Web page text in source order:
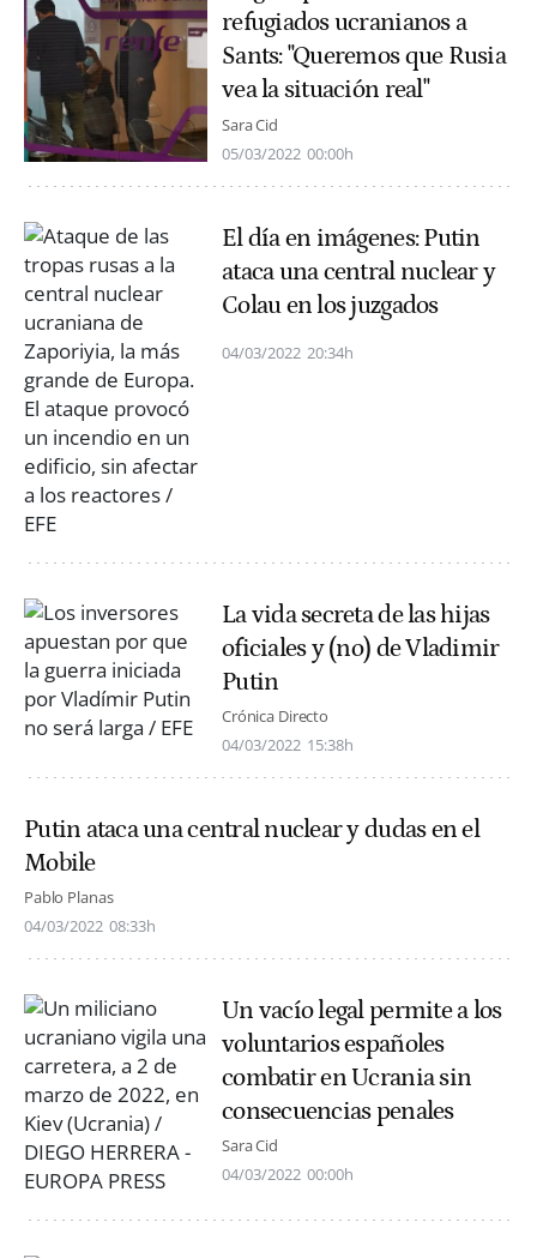
refugiados ucranianos a
Sants: "Queremos que Rusia
vea la situación real"
Sara Cid
05/03/2022 00:00h
El día en imágenes: Putin
ataca una central nuclear y
Colau en los juzgados
04/03/2022 20:34h
La vida secreta de las hijas
oficiales y (no) de Vladimir
Putin
Crónica Directo
04/03/2022 15:38h
Putin ataca una central nuclear y dudas en el
Mobile
Pablo Planas
04/03/2022 08:33h
Un vacío legal permite a los
voluntarios españoles
combatir en Ucrania sin
consecuencias penales
Sara Cid
04/03/2022 00:00h